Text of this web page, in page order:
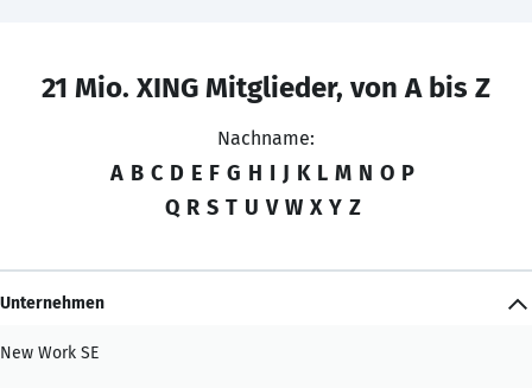
21 Mio. XING Mitglieder, von A bis Z
Nachname:
A B C D E F G H I J K L M N O P
Q R S T U V W X Y Z
Unternehmen
New Work SE